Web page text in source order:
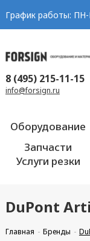
График работы:
8 (495) 215-11-15
info@forsign.ru
Оборудование
Запчасти
Услуги резки
DuPont
Главная Бренды